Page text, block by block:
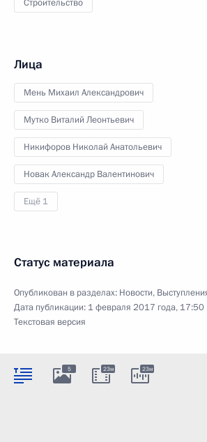
Лица
Мень Михаил Александрович
Мутко Виталий Леонтьевич
Никифоров Николай Анатольевич
Новак Александр Валентинович
Ещё 1
Статус материала
Опубликован в разделах: Новости,
Дата публикации: 1 февраля 2017 года, 17:50
Текстовая версия
5 23м 23м